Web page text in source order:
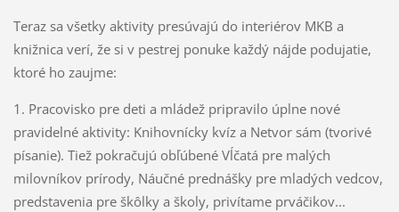
Teraz sa všetky aktivity presúvajú do interiérov MKB a
knižnica verí, že si v pestrej ponuke každý nájde podujatie,
ktoré ho zaujme:
1. Pracovisko pre deti a mládež pripravilo úplne nové
pravidelné aktivity: Knihovnícky kvíz a Netvor sám (tvorivé
písanie). Tiež pokračujú obľúbené Vĺčatá pre malých
milovníkov prírody, Náučné prednášky pre mladých vedcov,
predstavenia pre škôlky a školy, privítame prváčikov...